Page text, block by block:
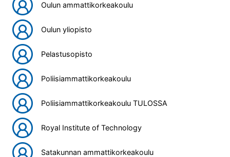
Oulun ammattikorkeakoulu
Oulun yliopisto
Pelastusopisto
Poliisiammattikorkeakoulu
Poliisiammattikorkeakoulu TULOSSA
Royal Institute of Technology
Satakunnan ammattikorkeakoulu